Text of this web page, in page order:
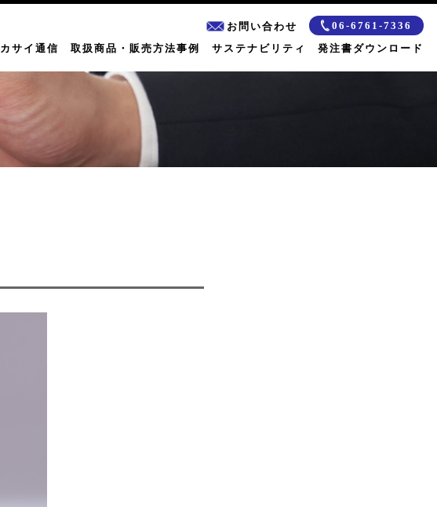
お問い合わせ
06-6761-7336
カサイ通信 取扱商品・販売方法事例 サステナビリティ 発注書ダウンロード